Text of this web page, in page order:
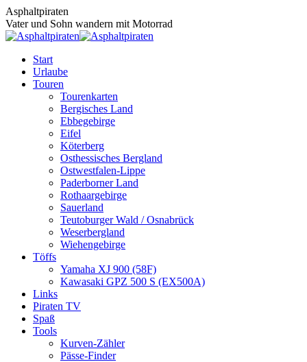
Zum
Inhalt
springen
Asphaltpiraten
Vater und Sohn wandern mit Motorrad
Start
Urlaube
Touren
Tourenkarten
Bergisches Land
Ebbegebirge
Eifel
Köterberg
Osthessisches Bergland
Ostwestfalen-Lippe
Paderborner Land
Rothaargebirge
Sauerland
Teutoburger Wald / Osnabrück
Weserbergland
Wiehengebirge
Töffs
Yamaha XJ 900 (58F)
Kawasaki GPZ 500 S (EX500A)
Links
Piraten TV
Spaß
Tools
Kurven-Zähler
Pässe-Finder